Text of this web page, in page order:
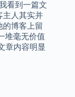
看到一篇文
主人其实并
的博客上留
堆毫无价值
章内容明显